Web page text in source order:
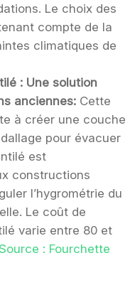
Le choix des
compte de la
climatiques de
: Une solution
anciennes: Cette
à créer une couche
pour évacuer
est
constructions
l’hygrométrie du
Le coût de
varie entre 80 et
Source : Fourchette